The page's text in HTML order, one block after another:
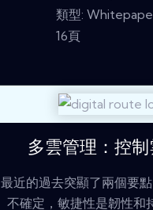
類型:
16頁
多雲管理：控制
最近的過去突顯了兩個要
不確定，敏捷性是韌性和